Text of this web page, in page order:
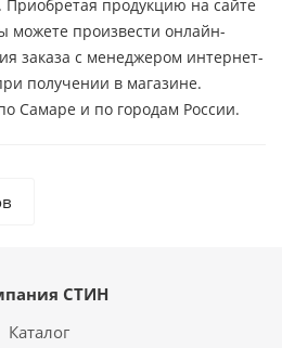
Приобретая продукцию на сайте
можете произвести онлайн-
заказа с менеджером интернет-
получении в магазине.
Самаре и по городам России.
СТИН
Каталог